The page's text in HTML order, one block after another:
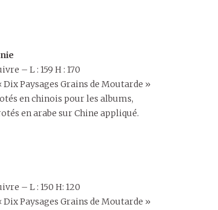
– L : 159 H : 170
Paysages Grains de Moutarde »
en chinois pour les albums,
en arabe sur Chine appliqué.
– L : 150 H: 120
Paysages Grains de Moutarde »